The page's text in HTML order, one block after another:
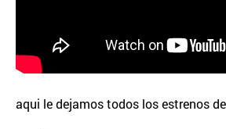
aqui le dejamos todos los estrenos